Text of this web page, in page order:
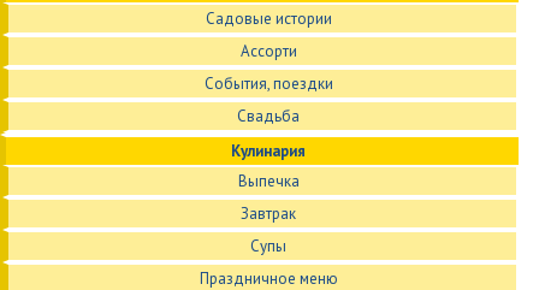
Садовые истории
Ассорти
События, поездки
Свадьба
Кулинария
Выпечка
Завтрак
Супы
Праздничное меню